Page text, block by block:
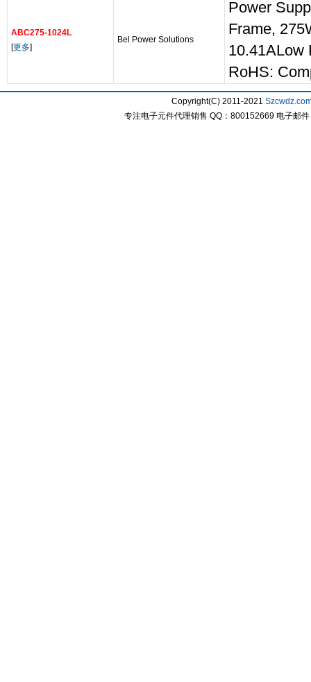
ABC275-1024L
[更多]
Bel Power Solutions
Power
Frame,
10.41ALow
RoHS:
Copyright(C) 2011-2021
专注电子元件代理销售 QQ：800152669 电子邮